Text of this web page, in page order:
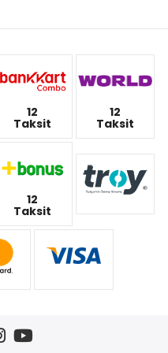
12
Taksit
12
Taksit
12
Taksit